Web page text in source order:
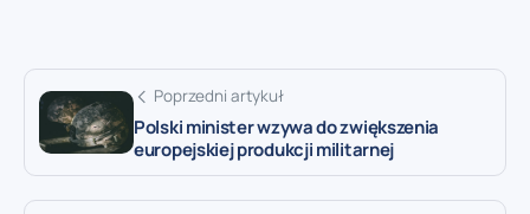
Poprzedni artykuł
Polski minister wzywa do zwiększenia
europejskiej produkcji militarnej